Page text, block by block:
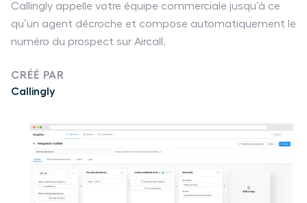
Callingly appelle votre équipe commerciale jusqu’à ce
qu’un agent décroche et compose automatiquement le
numéro du prospect sur Aircall.
CRÉÉ PAR
Callingly